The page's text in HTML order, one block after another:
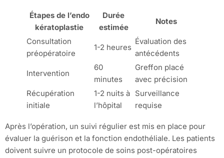
Étapes de l’endo
kératoplastie
Durée
estimée
Notes
Consultation
préopératoire
1-2 heures
Évaluation des
antécédents
Intervention
60
minutes
Greffon placé
avec précision
Récupération
initiale
1-2 nuits à
l’hôpital
Surveillance
requise
Après l’opération, un suivi régulier est mis en place pour
évaluer la guérison et la fonction endothéliale. Les patients
doivent suivre un protocole de soins post-opératoires